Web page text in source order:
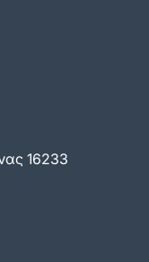
16233